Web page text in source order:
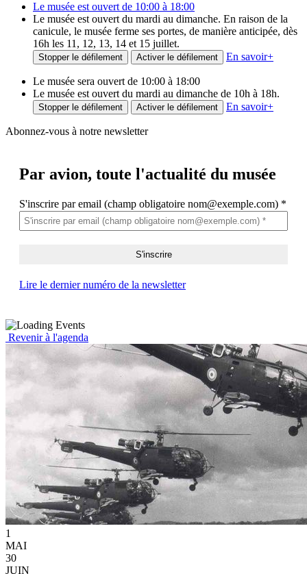
Le musée est ouvert de 10:00 à 18:00
Le musée est ouvert du mardi au dimanche. En raison de la
canicule, le musée ferme ses portes, de manière anticipée, dès
16h les 11, 12, 13, 14 et 15 juillet.
Stopper le défilement Activer le défilement En savoir+
Le musée sera ouvert de 10:00 à 18:00
Le musée est ouvert du mardi au dimanche de 10h à 18h.
Stopper le défilement Activer le défilement En savoir+
Abonnez-vous à notre newsletter
Par avion, toute l'actualité du musée
S'inscrire par email (champ obligatoire nom@exemple.com) *
Lire le dernier numéro de la newsletter
Revenir à l'agenda
1
MAI
30
JUIN